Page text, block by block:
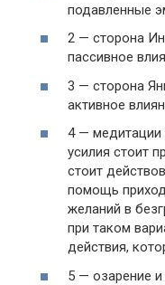
подавленные
2 — сторона
пассивное
3 — сторона
активное
4 — медитации
усилия стоит
стоит
помощь
желаний в
при таком
действия,
5 — озарение и